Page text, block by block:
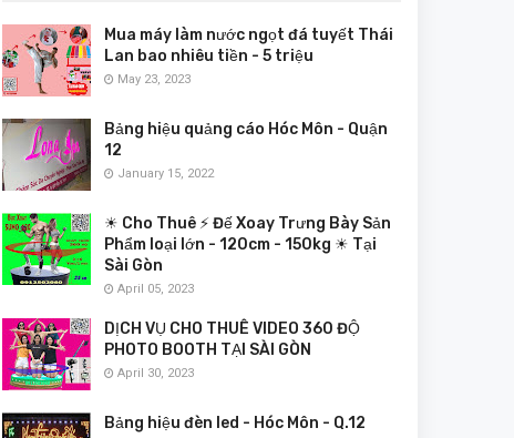
Mua máy làm nước ngọt đá tuyết Thái
Lan bao nhiêu tiền - 5 triệu
May 23, 2023
Bảng hiệu quảng cáo Hóc Môn - Quận
12
January 15, 2022
☀ Cho Thuê ⚡ Đế Xoay Trưng Bày Sản
Phẩm loại lớn - 120cm - 150kg ☀ Tại
Sài Gòn
April 05, 2023
DỊCH VỤ CHO THUÊ VIDEO 360 ĐỘ
PHOTO BOOTH TẠI SÀI GÒN
April 30, 2023
Bảng hiệu đèn led - Hóc Môn - Q.12